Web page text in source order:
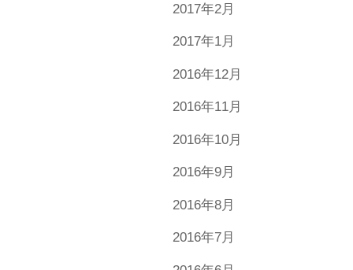
2017年2月
2017年1月
2016年12月
2016年11月
2016年10月
2016年9月
2016年8月
2016年7月